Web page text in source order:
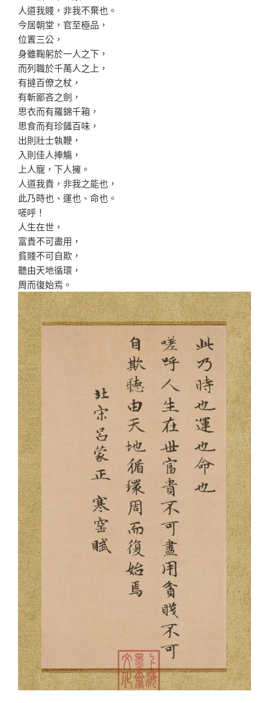
人道我賤，非我不棄也。
今居朝堂，官至極品，
位置三公，
身雖鞠躬於一人之下，
而列職於千萬人之上，
有撻百僚之杖，
有斬鄙吝之劍，
思衣而有羅錦千箱，
思食而有珍饈百味，
出則壯士執鞭，
入則佳人捧觴，
上人寵，下人擁。
人道我貴，非我之能也，
此乃時也、運也、命也。
嗟呼！
人生在世，
富貴不可盡用，
貧賤不可自欺，
聽由天地循環，
周而復始焉。